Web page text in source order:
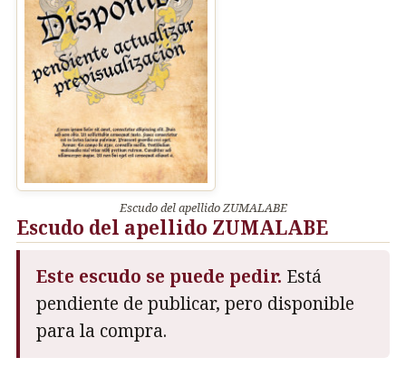
Escudo del apellido ZUMALABE
Escudo del apellido ZUMALABE
Este escudo se puede pedir. Está
pendiente de publicar, pero disponible
para la compra.